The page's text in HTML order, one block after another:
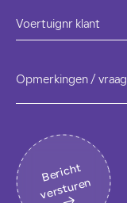
Voertuignr klant
Opmerkingen / vraag
B
eri
c
ht
v
erst
ur
en